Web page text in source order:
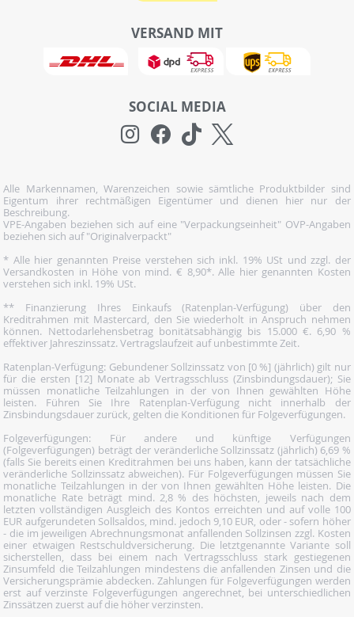
VERSAND MIT
SOCIAL MEDIA
Alle Markennamen, Warenzeichen sowie sämtliche Produktbilder sind
Eigentum ihrer rechtmäßigen Eigentümer und dienen hier nur der
Beschreibung.
VPE-Angaben beziehen sich auf eine "Verpackungseinheit" OVP-Angaben
beziehen sich auf "Originalverpackt"
* Alle hier genannten Preise verstehen sich inkl. 19% USt und zzgl. der
Versandkosten in Höhe von mind. € 8,90*. Alle hier genannten Kosten
verstehen sich inkl. 19% USt.
** Finanzierung Ihres Einkaufs (Ratenplan-Verfügung) über den
Kreditrahmen mit Mastercard, den Sie wiederholt in Anspruch nehmen
können. Nettodarlehensbetrag bonitätsabhängig bis 15.000 €. 6,90 %
effektiver Jahreszinssatz. Vertragslaufzeit auf unbestimmte Zeit.
Ratenplan-Verfügung: Gebundener Sollzinssatz von [0 %] (jährlich) gilt nur
für die ersten [12] Monate ab Vertragsschluss (Zinsbindungsdauer); Sie
müssen monatliche Teilzahlungen in der von Ihnen gewählten Höhe
leisten. Führen Sie Ihre Ratenplan-Verfügung nicht innerhalb der
Zinsbindungsdauer zurück, gelten die Konditionen für Folgeverfügungen.
Folgeverfügungen: Für andere und künftige Verfügungen
(Folgeverfügungen) beträgt der veränderliche Sollzinssatz (jährlich) 6,69 %
(falls Sie bereits einen Kreditrahmen bei uns haben, kann der tatsächliche
veränderliche Sollzinssatz abweichen). Für Folgeverfügungen müssen Sie
monatliche Teilzahlungen in der von Ihnen gewählten Höhe leisten. Die
monatliche Rate beträgt mind. 2,8 % des höchsten, jeweils nach dem
letzten vollständigen Ausgleich des Kontos erreichten und auf volle 100
EUR aufgerundeten Sollsaldos, mind. jedoch 9,10 EUR, oder - sofern höher
- die im jeweiligen Abrechnungsmonat anfallenden Sollzinsen zzgl. Kosten
einer etwaigen Restschuldversicherung. Die letztgenannte Variante soll
sicherstellen, dass bei einem nach Vertragsschluss stark gestiegenen
Zinsumfeld die Teilzahlungen mindestens die anfallenden Zinsen und die
Versicherungsprämie abdecken. Zahlungen für Folgeverfügungen werden
erst auf verzinste Folgeverfügungen angerechnet, bei unterschiedlichen
Zinssätzen zuerst auf die höher verzinsten.